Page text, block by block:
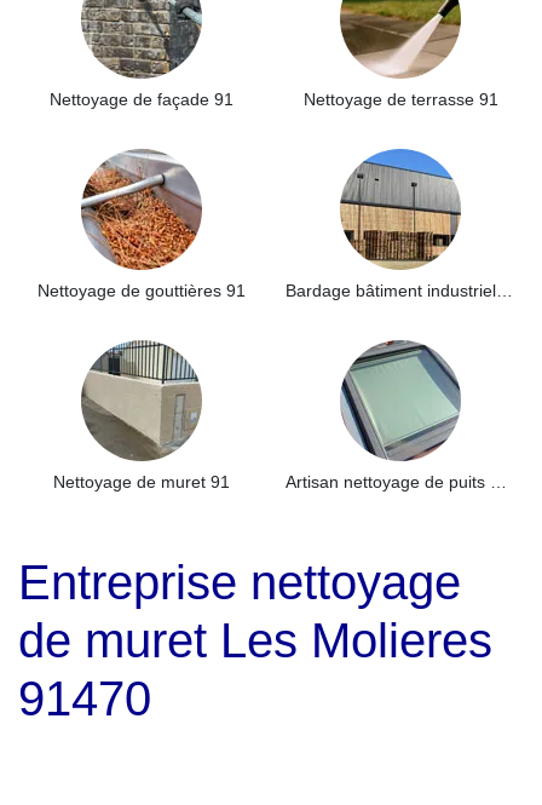
Nettoyage de façade 91 Nettoyage de terrasse 91
Nettoyage de gouttières 91
Nettoyage de muret 91
Entreprise nettoyage
de muret Les Molieres
91470